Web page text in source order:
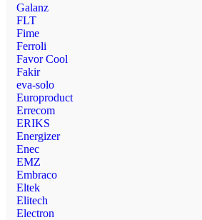
Galanz
FLT
Fime
Ferroli
Favor Cool
Fakir
eva-solo
Europroduct
Errecom
ERIKS
Energizer
Enec
EMZ
Embraco
Eltek
Elitech
Electron